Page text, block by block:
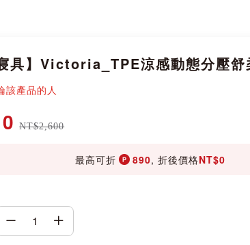
具】Victoria_TPE涼感動態分壓舒
該產品的人
NT$2,600
最高可折 890, 折後價格NT$0